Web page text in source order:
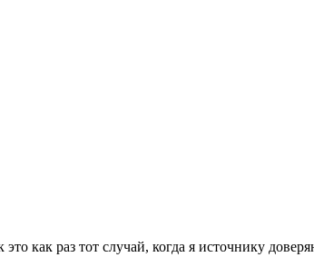
как раз тот случай, когда я источнику